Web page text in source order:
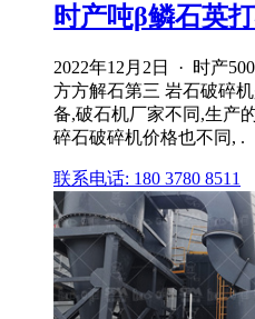
时产吨β鳞石英
2022年12月2日 · 时产
方方解石第三 岩石破碎
备,破石机厂家不同,生产
碎石破碎机价格也不同, .
联系电话: 180 3780 8511